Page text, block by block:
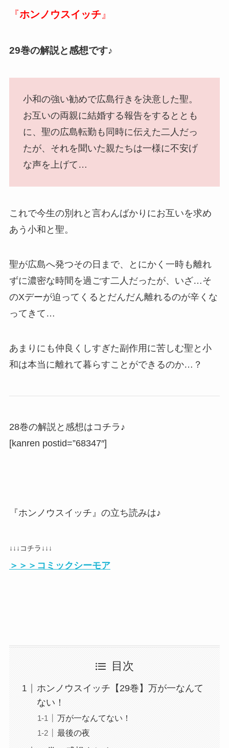
『ホンノウスイッチ』
29巻の解説と感想です♪
小和の強い勧めで広島行きを決意した聖。
お互いの両親に結婚する報告をするととも
に、聖の広島転勤も同時に伝えた二人だっ
たが、それを聞いた親たちは一様に不安げ
な声を上げて…
これで今生の別れと言わんばかりにお互いを求め
あう小和と聖。
聖が広島へ発つその日まで、とにかく一時も離れ
ずに濃密な時間を過ごす二人だったが、いざ…そ
のXデーが迫ってくるとだんだん離れるのが辛くな
ってきて…
あまりにも仲良くしすぎた副作用に苦しむ聖と小
和は本当に離れて暮らすことができるのか…？
28巻の解説と感想はコチラ♪
[kanren postid=”68347″]
『ホンノウスイッチ』の立ち読みは♪
↓↓↓コチラ↓↓↓
＞＞＞コミックシーモア
目次
ホンノウスイッチ【29巻】万が一なんて
ない！
万が一なんてない！
最後の夜